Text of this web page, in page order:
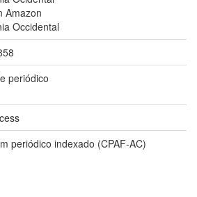
Amazon
Occidental
periódico
periódico indexado (CPAF-AC)